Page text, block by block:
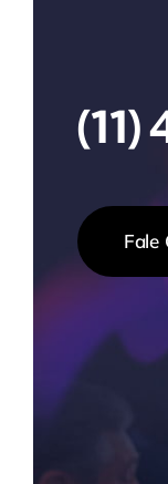
(11)
Fale